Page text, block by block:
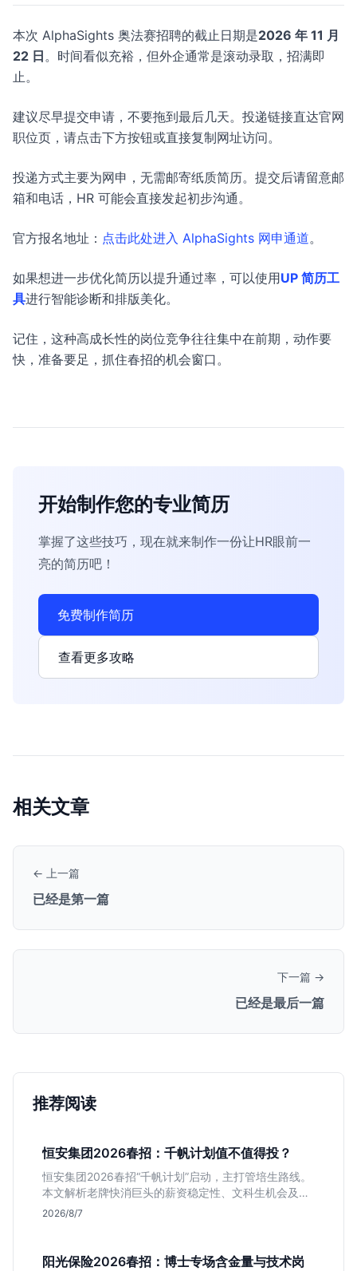
本次 AlphaSights 奥法赛招聘的截止日期是2026 年 11 月
22 日。时间看似充裕，但外企通常是滚动录取，招满即
止。
建议尽早提交申请，不要拖到最后几天。投递链接直达官网
职位页，请点击下方按钮或直接复制网址访问。
投递方式主要为网申，无需邮寄纸质简历。提交后请留意邮
箱和电话，HR 可能会直接发起初步沟通。
官方报名地址： 点击此处进入 AlphaSights 网申通道。
如果想进一步优化简历以提升通过率，可以使用UP 简历工
具进行智能诊断和排版美化。
记住，这种高成长性的岗位竞争往往集中在前期，动作要
快，准备要足，抓住春招的机会窗口。
开始制作您的专业简历
掌握了这些技巧，现在就来制作一份让HR眼前一
亮的简历吧！
免费制作简历
查看更多攻略
相关文章
← 上一篇
已经是第一篇
下一篇 →
已经是最后一篇
推荐阅读
恒安集团2026春招：千帆计划值不值得投？
恒安集团2026春招“千帆计划”启动，主打管培生路线。
本文解析老牌快消巨头的薪资稳定性、文科生机会及决
策链条长的局限，帮你判断是否值得投递。
2026/8/7
阳光保险2026春招：博士专场含金量与技术岗